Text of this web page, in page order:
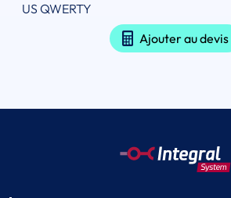
US QWERTY
Ajouter au devis